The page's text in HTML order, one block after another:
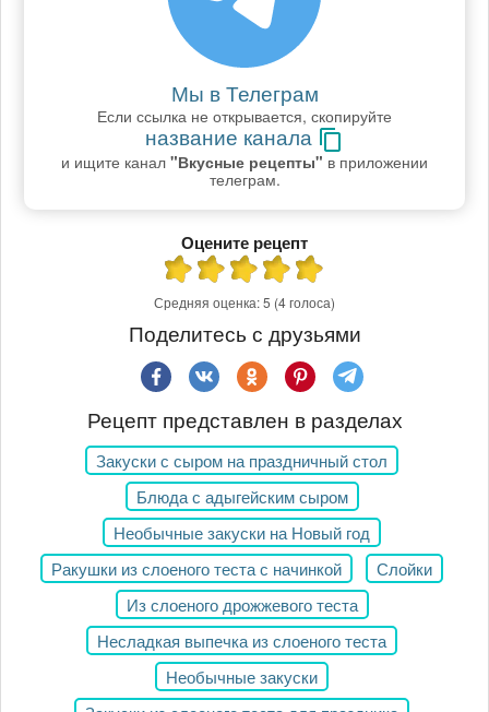
Мы в Телеграм
Если ссылка не открывается, скопируйте
название канала
и ищите канал "Вкусные рецепты" в приложении
телеграм.
Оцените рецепт
Средняя оценка:5 (4 голоса)
Поделитесь с друзьями
Рецепт представлен в разделах
Закуски с сыром на праздничный стол
Блюда с адыгейским сыром
Необычные закуски на Новый год
Ракушки из слоеного теста с начинкой
Слойки
Из слоеного дрожжевого теста
Несладкая выпечка из слоеного теста
Необычные закуски